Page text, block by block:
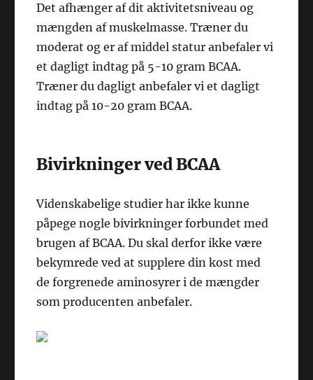
Det afhænger af dit aktivitetsniveau og
mængden af muskelmasse. Træner du
moderat og er af middel statur anbefaler vi
et dagligt indtag på 5-10 gram BCAA.
Træner du dagligt anbefaler vi et dagligt
indtag på 10-20 gram BCAA.
Bivirkninger ved BCAA
Videnskabelige studier har ikke kunne
påpege nogle bivirkninger forbundet med
brugen af BCAA. Du skal derfor ikke være
bekymrede ved at supplere din kost med
de forgrenede aminosyrer i de mængder
som producenten anbefaler.